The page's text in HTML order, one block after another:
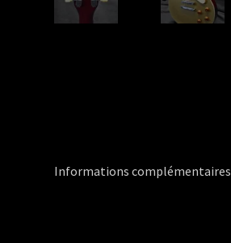
Informations complémentaires